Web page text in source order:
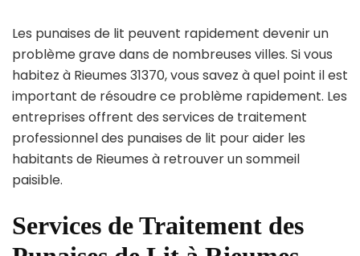
Les punaises de lit peuvent rapidement devenir un
problème grave dans de nombreuses villes. Si vous
habitez à Rieumes 31370, vous savez à quel point il est
important de résoudre ce problème rapidement. Les
entreprises offrent des services de traitement
professionnel des punaises de lit pour aider les
habitants de Rieumes à retrouver un sommeil
paisible.
Services de Traitement des